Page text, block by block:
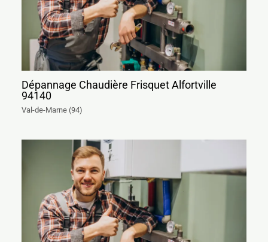
Dépannage Chaudière Frisquet Alfortville
94140
Val-de-Marne (94)